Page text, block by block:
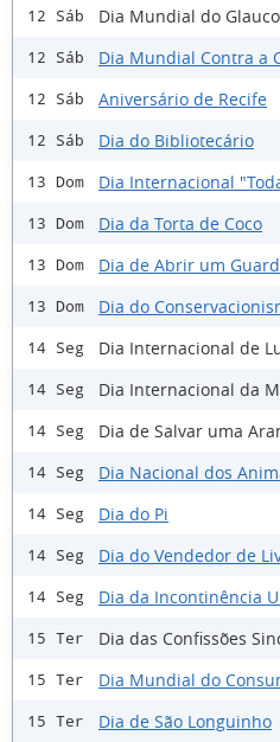
12 Sáb Dia Mundial do
12 Sáb Dia Mundial Contra a
12 Sáb Aniversário de Recife
12 Sáb Dia do Bibliotecário
13 Dom Dia Internacional
13 Dom Dia da Torta de Coco
13 Dom Dia de Abrir um
13 Dom Dia do
14 Seg Dia Internacional de
14 Seg Dia Internacional da
14 Seg Dia de Salvar uma
14 Seg Dia Nacional dos
14 Seg Dia do Pi
14 Seg Dia do Vendedor de
14 Seg Dia da Incontinência
15 Ter Dia das Confissões
15 Ter Dia Mundial do
15 Ter Dia de São Longuinho